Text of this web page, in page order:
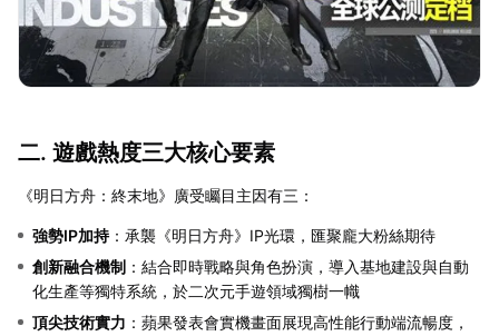
二. 遊戲熱度三大核心要素
《明日方舟：終末地》廣受矚目主因有三：
強勢IP加持：承襲《明日方舟》IP光環，匯聚龐大粉絲期待
創新融合機制 ：結合即時戰略與角色扮演，導入基地建設與自動
化生產等獨特系統，於二次元手遊領域獨樹一幟
頂尖技術實力 ：蘋果發表會實機畫面展現高性能行動端流暢度，